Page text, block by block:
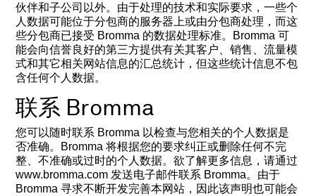
伙伴和子公司以外。由于处理的技术和实际要求，一些个
人数据可能位于分包商的服务器上或由分包商处理，而这
些分包商已接受 Bromma 的数据处理标准。Bromma 可
能会向信誉良好的第三方提供有关其客户、销售、流量模
式和其它相关网站信息的汇总统计，但这些统计信息不包
含任何个人数据。
联系 Bromma
您可以随时联系 Bromma 以检查与您相关的个人数据是
否准确。Bromma 将根据您的要求纠正或删除任何不完
整、不准确或过时的个人数据。欲了解更多信息，请通过
www.bromma.com 发送电子邮件联系 Bromma。由于
Bromma 寻求不断开发完善本网站，因此该声明也可能会